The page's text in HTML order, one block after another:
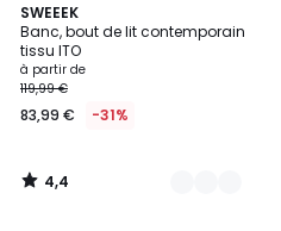
SWEEEK
Banc, bout de lit contemporain
tissu ITO
à partir de
119,99 €
83,99 € -31%
4,4
/ 5
5
Couleurs
4,4
/